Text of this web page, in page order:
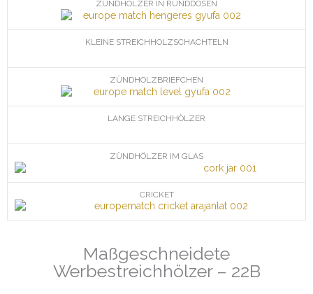
ZÜNDHÖLZER IN RUNDDOSEN
KLEINE STREICHHOLZSCHACHTELN
ZÜNDHOLZBRIEFCHEN
LANGE STREICHHÖLZER
ZÜNDHÖLZER IM GLAS
CRICKET
Maßgeschneidete
Werbestreichhölzer – 22B